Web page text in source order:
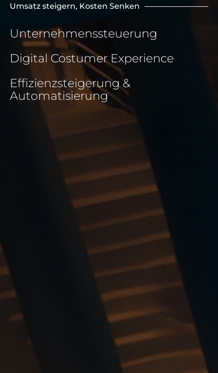
Umsatz steigern, Kosten Senken
Unternehmenssteuerung
Digital Costumer Experience
Effizienzsteigerung &
Automatisierung